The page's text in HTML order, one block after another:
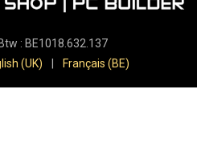
: BE1018.632.137
(UK) Français (BE)